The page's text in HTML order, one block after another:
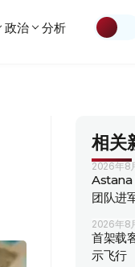
政治 分析
相关
2026年8
Astana
团队进
2026年8
首架载
示飞行